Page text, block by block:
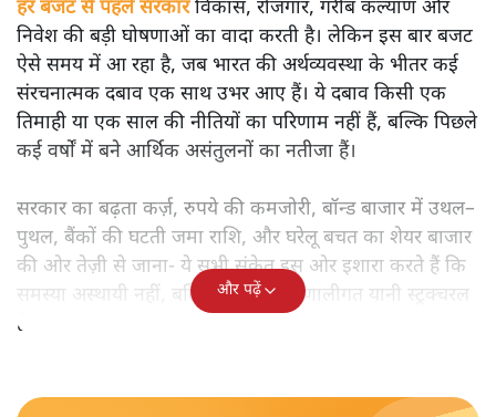
हर बजट से पहले सरकारविकास, रोजगार, गरीब कल्याण और
निवेश की बड़ी घोषणाओं का वादा करती है। लेकिन इस बार बजट
ऐसे समय में आ रहा है, जब भारत की अर्थव्यवस्था के भीतर कई
संरचनात्मक दबाव एक साथ उभर आए हैं। ये दबाव किसी एक
तिमाही या एक साल की नीतियों का परिणाम नहीं हैं, बल्कि पिछले
कई वर्षों में बने आर्थिक असंतुलनों का नतीजा हैं।
सरकार का बढ़ता कर्ज़, रुपये की कमजोरी, बॉन्ड बाजार में उथल–
पुथल, बैंकों की घटती जमा राशि, और घरेलू बचत का शेयर बाजार
की ओर तेज़ी से जाना- ये सभी संकेत इस ओर इशारा करते हैं कि
समस्या अस्थायी नहीं, बल्कि गहरी और प्रणालीगत यानी स्ट्रक्चरल
है।
और पढ़ें